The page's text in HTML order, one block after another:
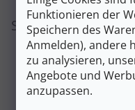
Funktionieren der
Speichern des
Anmelden), andere
zu analysieren,
Angebote und
anzupassen.
Sie können sich